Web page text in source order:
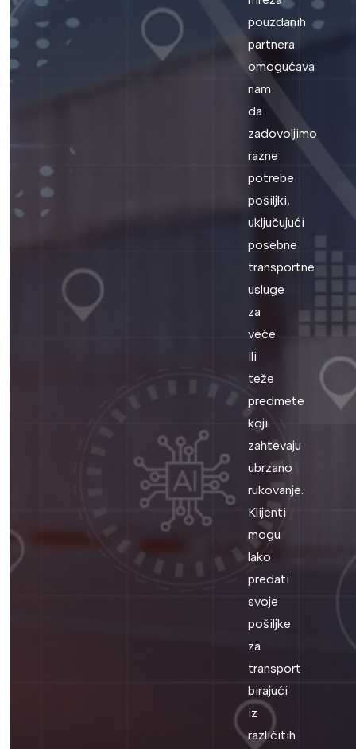
pouzdanih
partnera
omogućava
nam
da
zadovoljimo
razne
potrebe
pošiljki,
uključujući
posebne
transportne
usluge
za
veće
ili
teže
predmete
koji
zahtevaju
ubrzano
rukovanje.
Klijenti
mogu
lako
predati
svoje
pošiljke
za
transport
birajući
iz
različitih